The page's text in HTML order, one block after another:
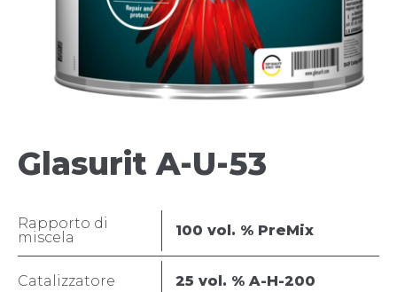
Glasurit A-U-53
Rapporto di
miscela
100 vol. % PreMix
Catalizzatore 25 vol. % A-H-200